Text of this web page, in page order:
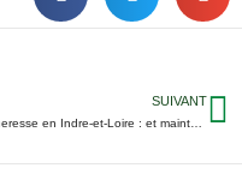
SUIVANT
Sécheresse en Indre-et-Loire : et maintenant interdiction d’arroser golfs et terrains de sport